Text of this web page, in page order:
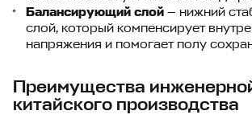
Балансирующий слой — нижний
слой, который компенсирует
напряжения и помогает полу
Преимущества
китайского производства